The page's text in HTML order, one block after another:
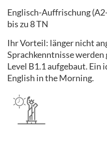
Englisch-Auffrischung
bis zu 8 TN
Ihr Vorteil: länger nicht
Sprachkenntnisse
Level B1.1 aufgebaut. Ein
English in the Morning.